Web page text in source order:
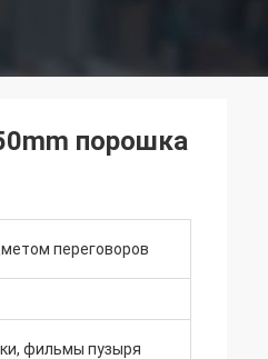
порошка
переговоров
фильмы пузыря